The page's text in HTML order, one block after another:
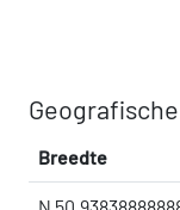
Breedte